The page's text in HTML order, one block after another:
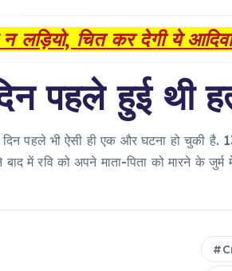
चित कर देगी ये
पहले हुई थी
दिन पहले भी ऐसी ही एक और घटना हो चुकी
में रवि को अपने माता-पिता को मारने के